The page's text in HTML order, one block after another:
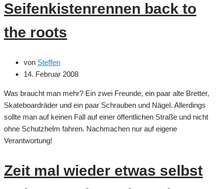
Seifenkistenrennen back to
the roots
von Steffen
14. Februar 2008
Was braucht man mehr? Ein zwei Freunde, ein paar alte Bretter,
Skateboardräder und ein paar Schrauben und Nägel. Allerdings
sollte man auf keinen Fall auf einer öffentlichen Straße und nicht
ohne Schutzhelm fahren. Nachmachen nur auf eigene
Verantwortung!
Zeit mal wieder etwas selbst